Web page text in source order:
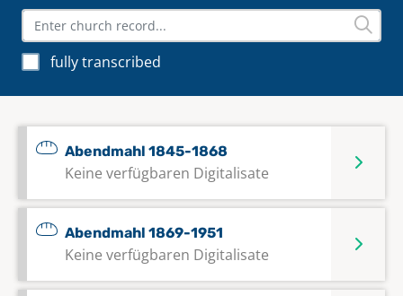
fully transcribed
Abendmahl 1845-1868
Keine verfügbaren Digitalisate
Abendmahl 1869-1951
Keine verfügbaren Digitalisate